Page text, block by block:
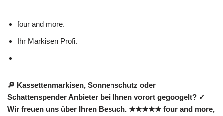
four and more.
Ihr Markisen Profi.
🔎 Kassettenmarkisen, Sonnenschutz oder
Schattenspender Anbieter bei Ihnen vorort gegoogelt? ✓
Wir freuen uns über Ihren Besuch. ★★★★★ four and more,